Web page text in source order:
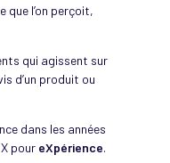
que l’on perçoit,
qui agissent sur
d’un produit ou
dans les années
pour eXpérience.